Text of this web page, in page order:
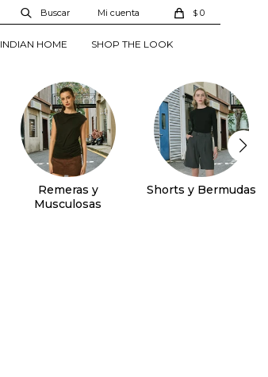
INDIAN HOME SHOP THE LOOK
$ 0
Remeras y
Musculosas
Shorts y Bermudas